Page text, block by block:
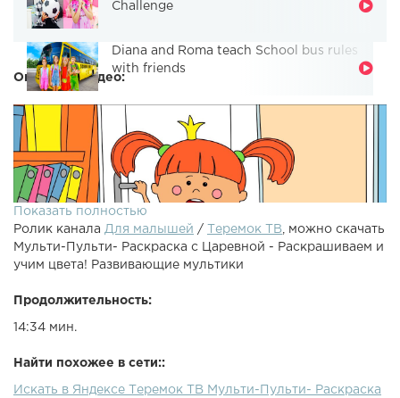
Challenge
Diana and Roma teach School bus rules
with friends
Описание видео:
"Зимние забавы" только в нашем приложении для детей:
лучшие , и для детей, которые можно скачать и смотреть
Показать полностью
Ролик канала Для малышей / Теремок ТВ , можно скачать
Мульти-Пульти- Раскраска с Царевной - Раскрашиваем и
учим цвета! Развивающие мультики
Продолжительность:
14:34 мин.
Найти похожее в сети::
Искать в Яндексе Теремок ТВ Мульти-Пульти- Раскраска